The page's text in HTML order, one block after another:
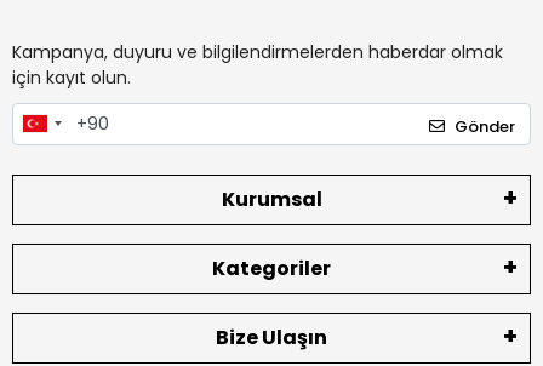
Kampanya, duyuru ve bilgilendirmelerden haberdar olmak
için kayıt olun.
Gönder
Kurumsal
Kategoriler
Bize Ulaşın